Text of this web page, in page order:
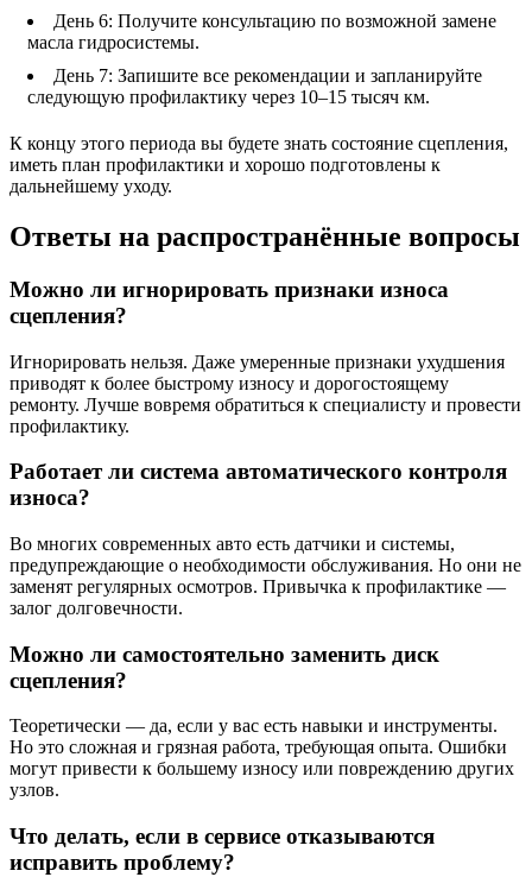
День 6: Получите консультацию по возможной замене
масла гидросистемы.
День 7: Запишите все рекомендации и запланируйте
следующую профилактику через 10–15 тысяч км.
К концу этого периода вы будете знать состояние сцепления,
иметь план профилактики и хорошо подготовлены к
дальнейшему уходу.
Ответы на распространённые вопросы
Можно ли игнорировать признаки износа
сцепления?
Игнорировать нельзя. Даже умеренные признаки ухудшения
приводят к более быстрому износу и дорогостоящему
ремонту. Лучше вовремя обратиться к специалисту и провести
профилактику.
Работает ли система автоматического контроля
износа?
Во многих современных авто есть датчики и системы,
предупреждающие о необходимости обслуживания. Но они не
заменят регулярных осмотров. Привычка к профилактике —
залог долговечности.
Можно ли самостоятельно заменить диск
сцепления?
Теоретически — да, если у вас есть навыки и инструменты.
Но это сложная и грязная работа, требующая опыта. Ошибки
могут привести к большему износу или повреждению других
узлов.
Что делать, если в сервисе отказываются
исправить проблему?